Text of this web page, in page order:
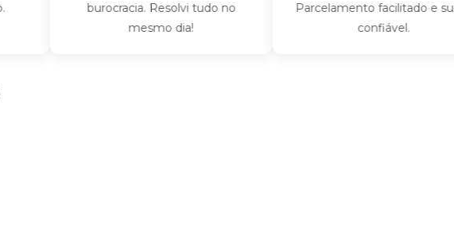
burocracia. Resolvi tudo no
mesmo dia!
Parcelamento facilitado e super
confiável.